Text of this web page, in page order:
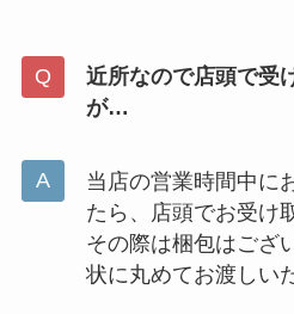
近所なので店頭で受
が…
当店の営業時間中に
たら、店頭でお受け
その際は梱包はござ
状に丸めてお渡しい